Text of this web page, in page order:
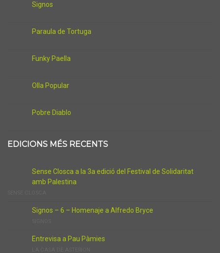
Signos
Paraula de Tortuga
Funky Paella
Olla Popular
Pobre Diablo
EDICIONS MÉS RECENTS
Sense Closca a la 3a edició del Festival de Solidaritat
amb Palestina
Signos – 6 – Homenaje a Alfredo Bryce
Entrevisa a Pau Pàmies